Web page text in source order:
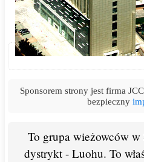
Sponsorem strony jest firma
bezpieczny
To grupa wieżowców w
dystrykt - Luohu. To